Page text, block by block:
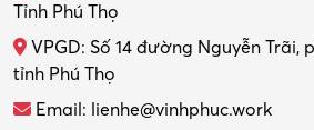
Tỉnh Phú Thọ
VPGD: Số 14 đường Nguyễn Trãi,
tỉnh Phú Thọ
Email: lienhe@vinhphuc.work